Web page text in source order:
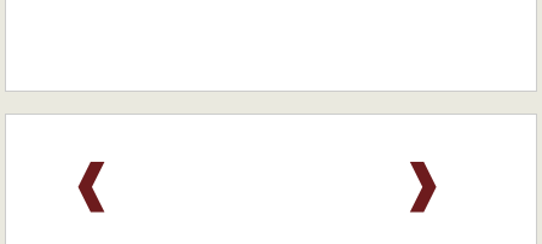
❱
❰